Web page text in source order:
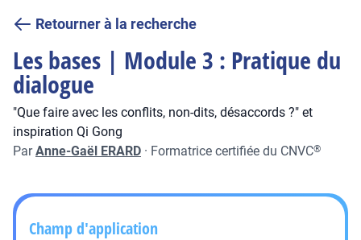
Retourner à la recherche
Les bases | Module 3 : Pratique du
dialogue
"Que faire avec les conflits, non-dits, désaccords ?" et
inspiration Qi Gong
ParAnne-Gaël ERARD · Formatrice certifiée du CNVC®
Champ d'application